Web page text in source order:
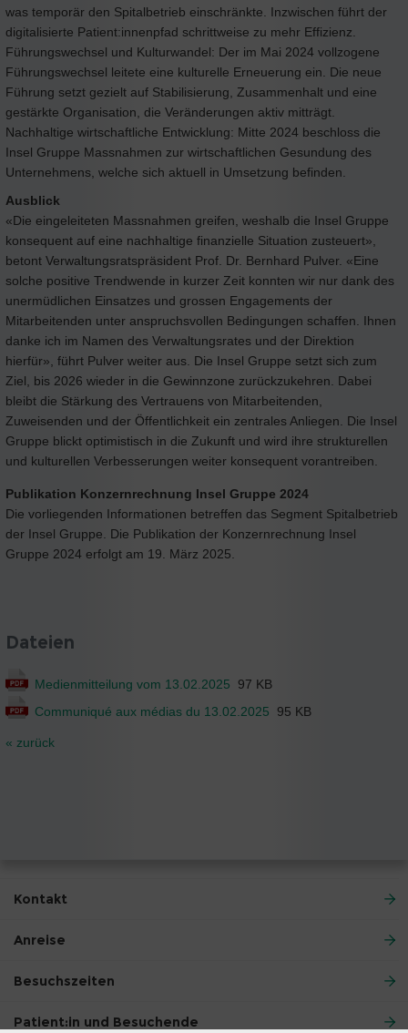
was temporär den Spitalbetrieb einschränkte. Inzwischen führt der
digitalisierte Patient:innenpfad schrittweise zu mehr Effizienz.
Führungswechsel und Kulturwandel: Der im Mai 2024 vollzogene
Führungswechsel leitete eine kulturelle Erneuerung ein. Die neue
Führung setzt gezielt auf Stabilisierung, Zusammenhalt und eine
gestärkte Organisation, die Veränderungen aktiv mitträgt.
Nachhaltige wirtschaftliche Entwicklung: Mitte 2024 beschloss die
Insel Gruppe Massnahmen zur wirtschaftlichen Gesundung des
Unternehmens, welche sich aktuell in Umsetzung befinden.
Ausblick
«Die eingeleiteten Massnahmen greifen, weshalb die Insel Gruppe
konsequent auf eine nachhaltige finanzielle Situation zusteuert»,
betont Verwaltungsratspräsident Prof. Dr. Bernhard Pulver. «Eine
solche positive Trendwende in kurzer Zeit konnten wir nur dank des
unermüdlichen Einsatzes und grossen Engagements der
Mitarbeitenden unter anspruchsvollen Bedingungen schaffen. Ihnen
danke ich im Namen des Verwaltungsrates und der Direktion
hierfür», führt Pulver weiter aus. Die Insel Gruppe setzt sich zum
Ziel, bis 2026 wieder in die Gewinnzone zurückzukehren. Dabei
bleibt die Stärkung des Vertrauens von Mitarbeitenden,
Zuweisenden und der Öffentlichkeit ein zentrales Anliegen. Die Insel
Gruppe blickt optimistisch in die Zukunft und wird ihre strukturellen
und kulturellen Verbesserungen weiter konsequent vorantreiben.
Publikation Konzernrechnung Insel Gruppe 2024
Die vorliegenden Informationen betreffen das Segment Spitalbetrieb
der Insel Gruppe. Die Publikation der Konzernrechnung Insel
Gruppe 2024 erfolgt am 19. März 2025.
Dateien
Medienmitteilung vom 13.02.2025
97 KB
Communiqué aux médias du 13.02.2025
95 KB
« zurück
Kontakt
Anreise
Besuchszeiten
Patient:in und Besuchende